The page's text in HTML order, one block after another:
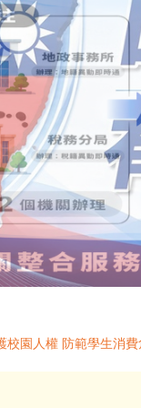
校園人權 防範學生消費